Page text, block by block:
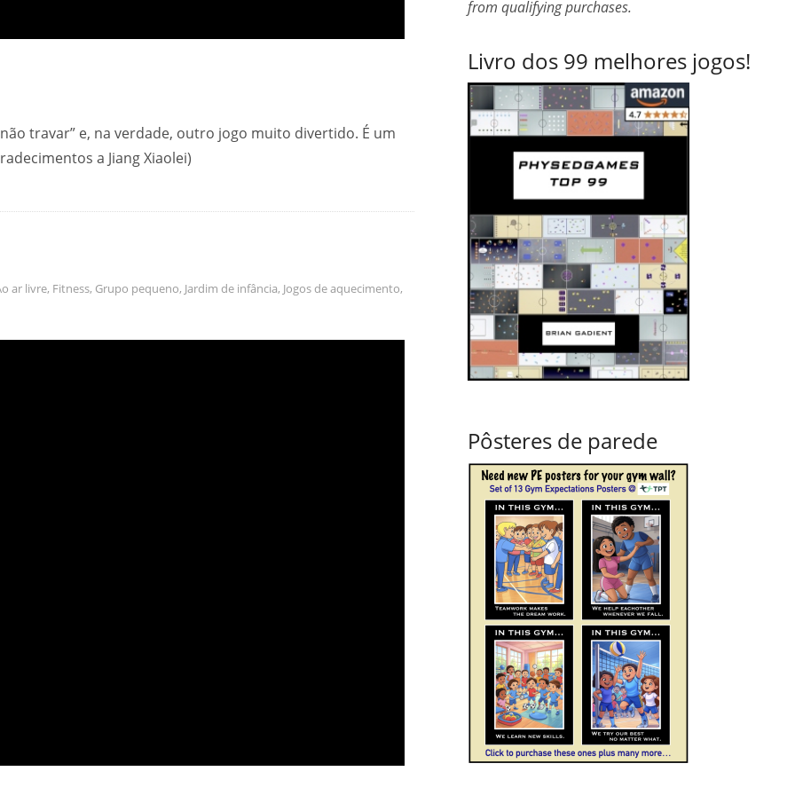
travar” e, na verdade, outro jogo muito divertido. É um
a Jiang Xiaolei)
ar livre, Fitness, Grupo pequeno, Jardim de infância, Jogos de aquecimento,
from qualifying purchases.
Livro dos 99 melhores jogos!
Pôsteres de parede